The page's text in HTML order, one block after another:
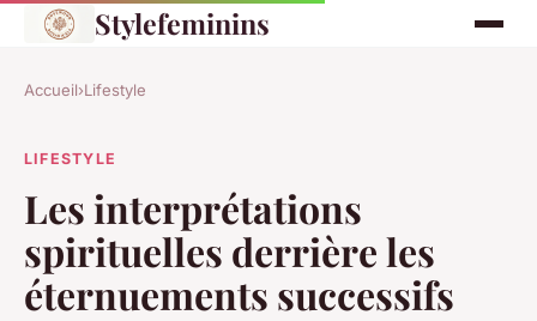
Stylefeminins
Accueil›Lifestyle
LIFESTYLE
Les interprétations
spirituelles derrière les
éternuements successifs